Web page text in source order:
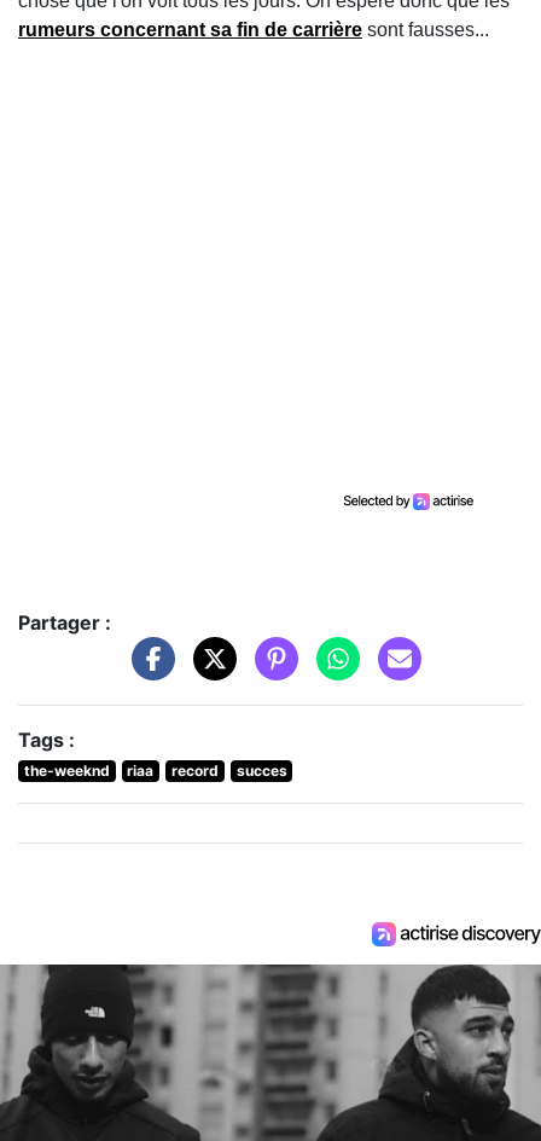
rumeurs concernant sa fin de carrière sont fausses...
Partager :
Tags :
the-weeknd riaa record succes